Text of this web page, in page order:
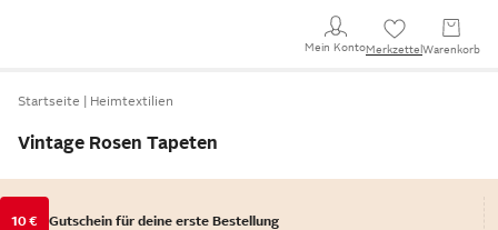
Mein KontoMerkzettel Warenkorb
Startseite Heimtextilien
Vintage Rosen Tapeten
10 € Gutschein für deine erste Bestellung